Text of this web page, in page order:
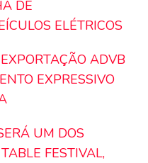
DE
ELÉTRICOS
ADVB
EXPRESSIVO
UM DOS
FESTIVAL,